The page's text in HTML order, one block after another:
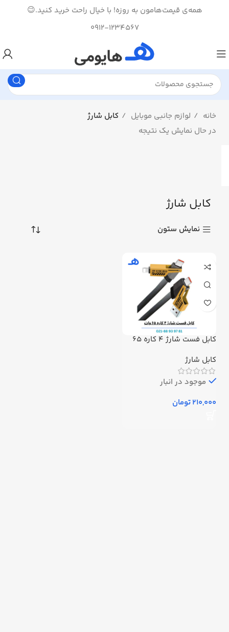
همه‌ی قیمت‌هامون به روزه! با خیال راحت خرید کنید.😉
0912-1234567
خانه لوازم جانبی موبایل
کابل شارژ
در حال نمایش یک نتیجه
کابل شارژ
نمایش ستون
کابل فست شارژ ۴ کاره ۶۵
کابل شارژ
موجود در انبار
تومان